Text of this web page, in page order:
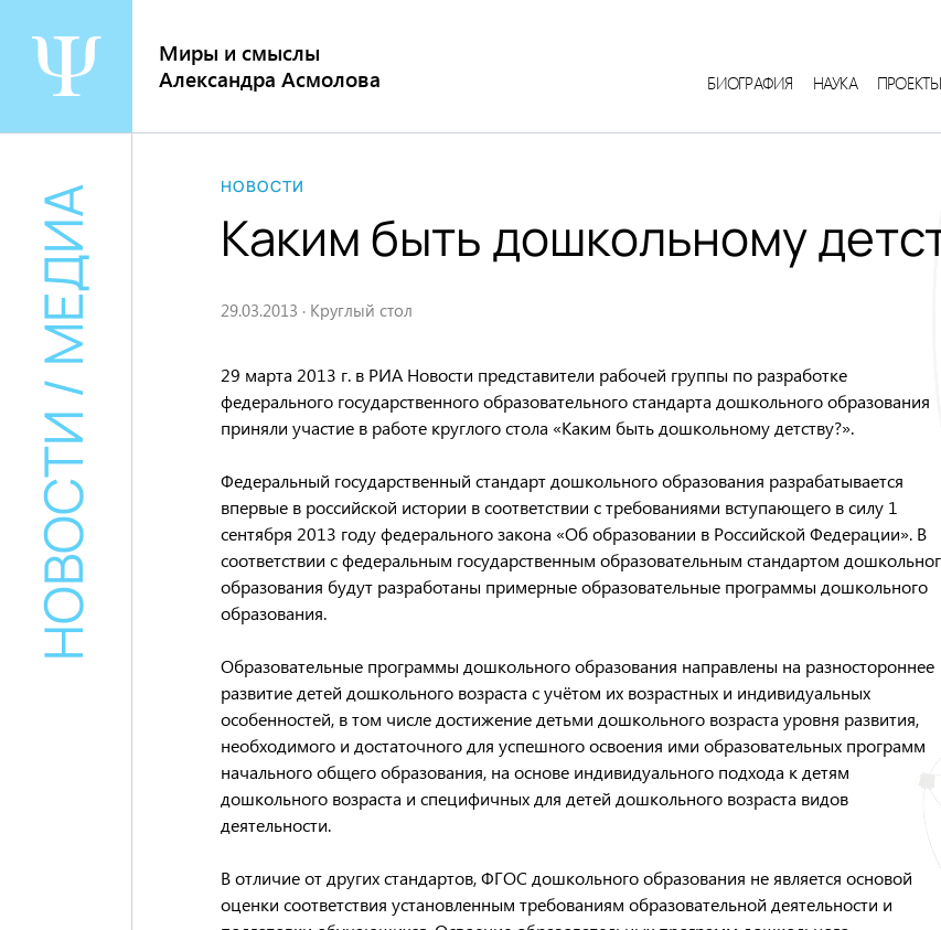
содержанию
Миры и смыслы
Александра Асмолова
БИОГРАФИЯ НАУКА ПРОЕКТЫ
НОВОСТИ / МЕДИА НОВОСТИ
Каким быть дошкольному
29.03.2013 · Круглый стол
29 марта 2013 г. в РИА Новости представители рабочей группы по разработке
федерального государственного образовательного стандарта дошкольного образования
приняли участие в работе круглого стола «Каким быть дошкольному детству?».
Федеральный государственный стандарт дошкольного образования разрабатывается
впервые в российской истории в соответствии с требованиями вступающего в силу 1
сентября 2013 году федерального закона «Об образовании в Российской Федерации». В
соответствии с федеральным государственным образовательным стандартом
образования будут разработаны примерные образовательные программы дошкольного
образования.
Образовательные программы дошкольного образования направлены на разностороннее
развитие детей дошкольного возраста с учётом их возрастных и индивидуальных
особенностей, в том числе достижение детьми дошкольного возраста уровня развития,
необходимого и достаточного для успешного освоения ими образовательных программ
начального общего образования, на основе индивидуального подхода к детям
дошкольного возраста и специфичных для детей дошкольного возраста видов
деятельности.
В отличие от других стандартов, ФГОС дошкольного образования не является основой
оценки соответствия установленным требованиям образовательной деятельности и